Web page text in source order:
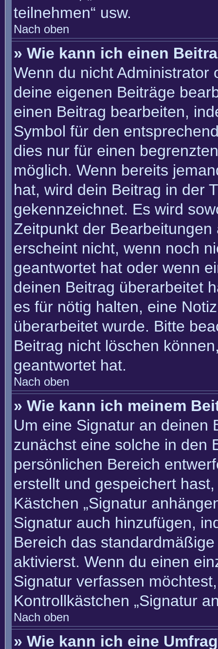
teilnehmen“ usw.
Nach oben
» Wie kann ich einen
Wenn du nicht
deine eigenen Beiträge
einen Beitrag bearbeiten,
Symbol für den
dies nur für einen
möglich. Wenn bereits
hat, wird dein Beitrag in der
gekennzeichnet. Es wird
Zeitpunkt der
erscheint nicht, wenn noch
geantwortet hat oder wenn
deinen Beitrag überarbeitet
es für nötig halten, eine
überarbeitet wurde. Bitte
Beitrag nicht löschen
geantwortet hat.
Nach oben
» Wie kann ich meinem
Um eine Signatur an deinen
zunächst eine solche in den
persönlichen Bereich
erstellt und gespeichert
Kästchen „Signatur
Signatur auch hinzufügen,
Bereich das
aktivierst. Wenn du einen
Signatur verfassen
Kontrollkästchen „Signatur
Nach oben
» Wie kann ich eine